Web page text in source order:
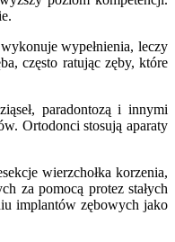
wypełnienia, leczy
często ratując zęby, które
paradontozą i innymi
Ortodonci stosują aparaty
wierzchołka korzenia,
za pomocą protez stałych
implantów zębowych jako